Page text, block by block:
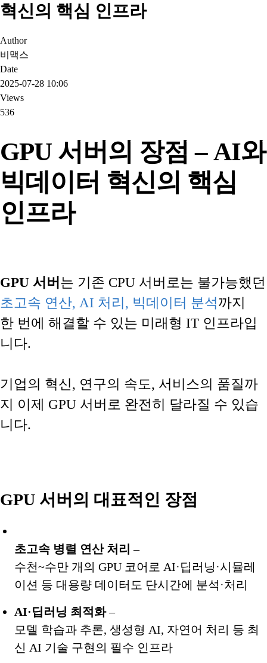
혁신의 핵심 인프라
Author
비맥스
Date
2025-07-28 10:06
Views
536
GPU 서버의 장점 – AI와
빅데이터 혁신의 핵심
인프라
GPU 서버 는 기존 CPU 서버로는 불가능했던
초고속 연산, AI 처리, 빅데이터 분석까지
한 번에 해결할 수 있는 미래형 IT 인프라입
니다.
기업의 혁신, 연구의 속도, 서비스의 품질까
지 이제 GPU 서버로 완전히 달라질 수 있습
니다.
GPU 서버의 대표적인 장점
초고속 병렬 연산 처리 –
수천~수만 개의 GPU 코어로 AI·딥러닝·시뮬레
이션 등 대용량 데이터도 단시간에 분석·처리
AI·딥러닝 최적화–
모델 학습과 추론, 생성형 AI, 자연어 처리 등 최
신 AI 기술 구현의 필수 인프라